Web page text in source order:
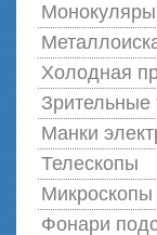
Монокуляры
Холодная
Зрительные
Манки
Телескопы
Микроскопы
Фонари